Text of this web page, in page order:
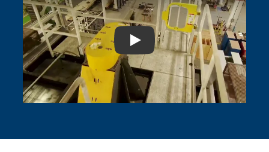
Play: Video Title